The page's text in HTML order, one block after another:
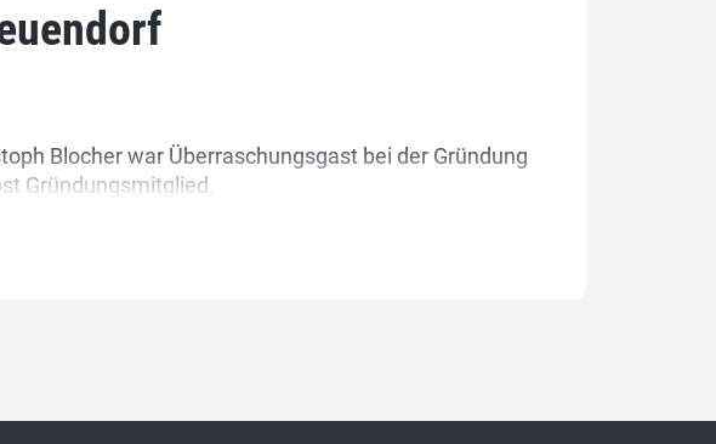
Blocher war Überraschungsgast bei der Gründung
Gründungsmitglied.